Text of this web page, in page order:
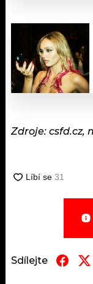
Zdroje: csfd.cz,
Sdílejte